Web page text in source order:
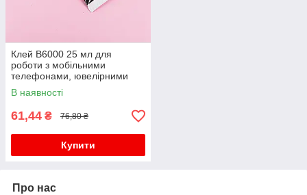
Клей B6000 25 мл для
роботи з мобільними
телефонами, ювелірними
виробами, біжутерією
В наявності
61,44 ₴ 76,80 ₴
Купити
Про нас